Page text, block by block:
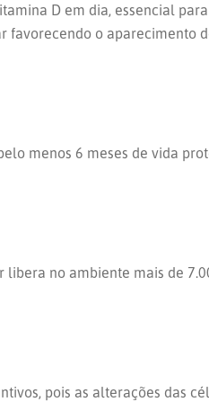
D em dia, essencial
o aparecimento
menos 6 meses de vida
no ambiente mais de
pois as alterações das